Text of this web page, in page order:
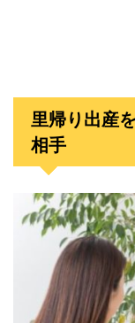
里帰り出産
相手